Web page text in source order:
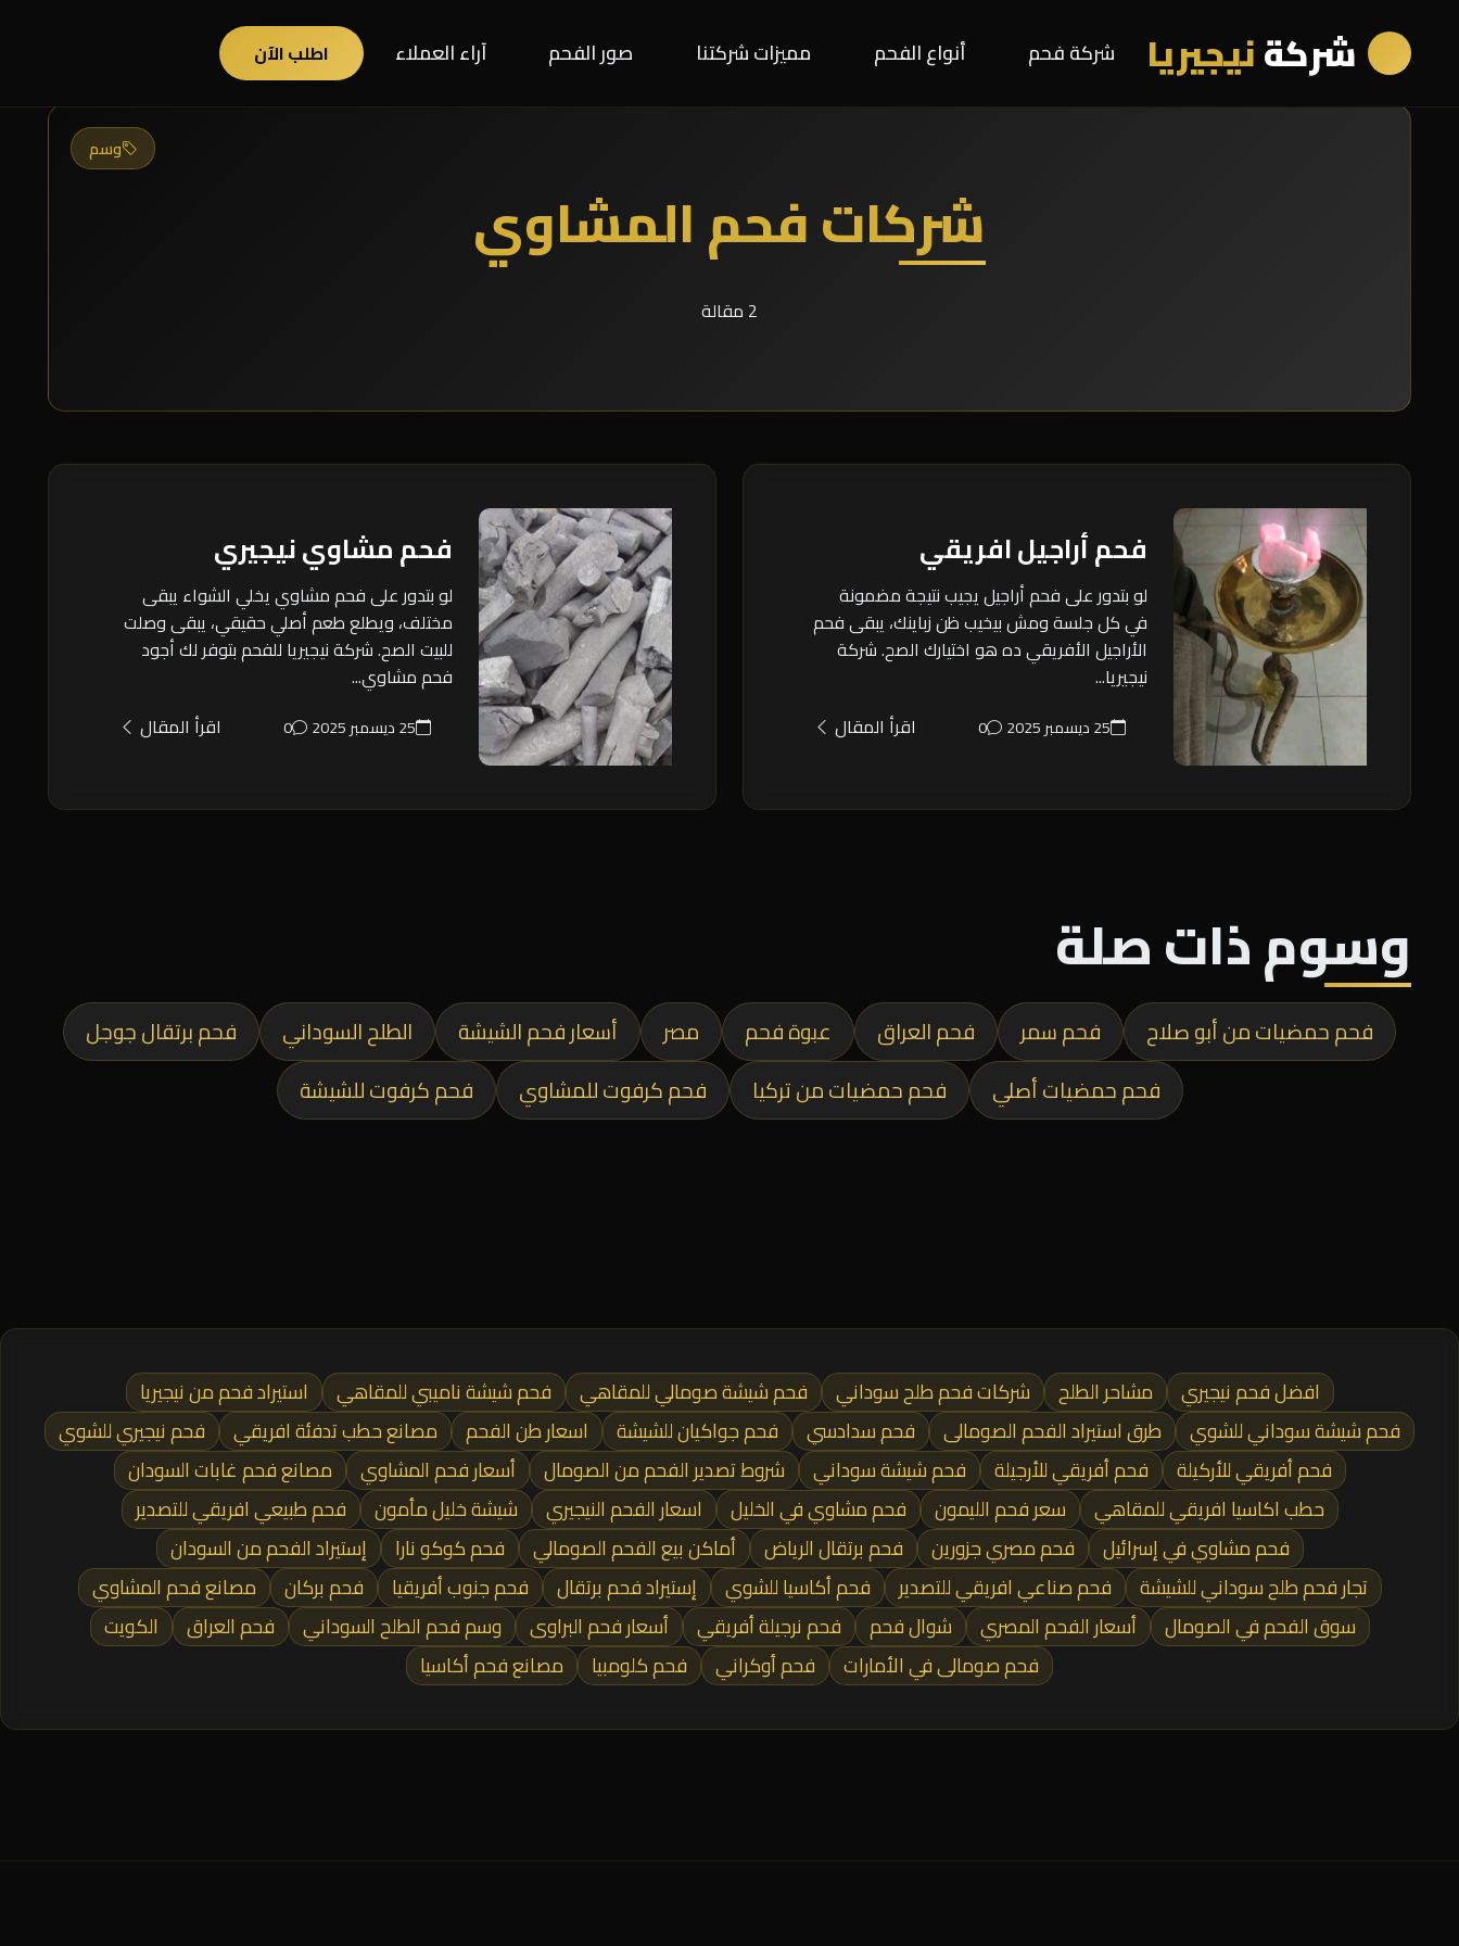
شركةنيجيريا شركة فحم أنواع الفحم مميزات شركتنا صور الفحم آراء العملاء اطلب الآن
وسم
شركات فحم المشاوي
2 مقالة
فحم أراجيل افريقي
لو بتدور على فحم أراجيل يجيب نتيجة مضمونة
في كل جلسة ومش بيخيب ظن زباينك، يبقى فحم
الأراجيل الأفريقي ده هو اختيارك الصح. شركة
نيجيريا...
25 ديسمبر 2025 0 اقرأ المقال
فحم مشاوي نيجيري
لو بتدور على فحم مشاوي يخلي الشواء يبقى
مختلف، ويطلع طعم أصلي حقيقي، يبقى وصلت
للبيت الصح. شركة نيجيريا للفحم بتوفر لك أجود
فحم مشاوي...
25 ديسمبر 2025 0 اقرأ المقال
وسوم ذات صلة
فحم حمضيات من أبو صلاح فحم سمر فحم العراق عبوة فحم مصر أسعار فحم الشيشة الطلح السوداني
فحم برتقال جوجل
فحم حمضيات أصلي
فحم حمضيات من تركيا فحم كرفوت للمشاوي فحم كرفوت للشيشة
افضل فحم نيجيري مشاحر الطلح شركات فحم طلح سوداني فحم شيشة صومالي للمقاهي فحم شيشة ناميبي للمقاهي
استيراد فحم من نيجيريا
فحم شيشة سوداني للشوي
طرق استيراد الفحم الصومالى فحم سدادسي فحم جواكيان للشيشة اسعار طن الفحم مصانع حطب تدفئة افريقي
فحم نيجيري للشوي
فحم أفريقي للأركيلة
فحم أفريقي للأرجيلة فحم شيشة سوداني شروط تصدير الفحم من الصومال أسعار فحم المشاوي
مصانع فحم غابات السودان
حطب اكاسيا افريقي للمقاهي
سعر فحم الليمون فحم مشاوي في الخليل اسعار الفحم النيجيري شيشة خليل مأمون
فحم طبيعي افريقي للتصدير
فحم مشاوي في إسرائيل
فحم مصري جزورين فحم برتقال الرياض أماكن بيع الفحم الصومالي فحم كوكو نارا
إستيراد الفحم من السودان
تجار فحم طلح سوداني للشيشة
فحم صناعي افريقي للتصدير فحم أكاسيا للشوي إستيراد فحم برتقال فحم جنوب أفريقيا فحم بركان
مصانع فحم المشاوي
سوق الفحم في الصومال
أسعار الفحم المصري شوال فحم فحم نرجيلة أفريقي أسعار فحم البراوى وسم فحم الطلح السوداني فحم العراق
الكويت
فحم صومالى في الأمارات
فحم أوكراني فحم كلومبيا مصانع فحم أكاسيا